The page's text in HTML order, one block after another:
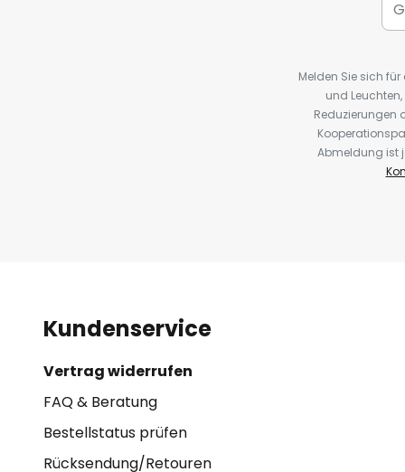
Melden Sie sich
und
Reduzierungen
Abmeldung ist
Kundenservice
Vertrag widerrufen
FAQ & Beratung
Bestellstatus prüfen
Rücksendung/Retouren